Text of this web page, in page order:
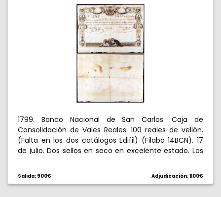
1799. Banco Nacional de San Carlos. Caja de
Consolidación de Vales Reales. 100 reales de vellón.
(Falta en los dos catálogos Edifil) (Filabo 14BCN). 17
de julio. Dos sellos en seco en excelente estado. Los
frecuente durante el reinado de Carlos IV, y
constituyen el primer caso de papel moneda en
Salida: 900€ Adjudicación: 1100€